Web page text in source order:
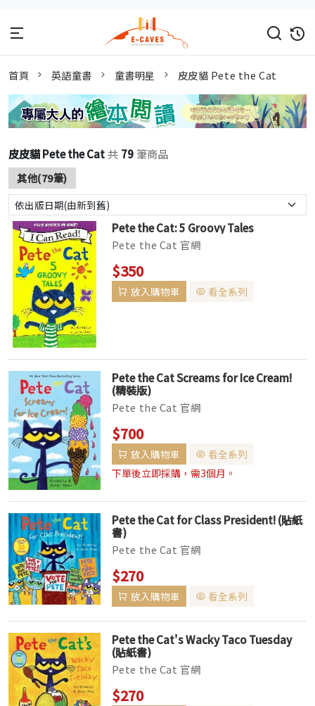
首頁 英語童書 童書明星 皮皮貓 Pete the Cat
皮皮貓 Pete the Cat共 79筆商品
其他(79筆)
Pete the Cat: 5 Groovy Tales
Pete the Cat 官網
$350
放入購物車 看全系列
Pete the Cat Screams for Ice Cream!
(精裝版)
Pete the Cat 官網
$700
放入購物車
看全系列
下單後立即採購，需3個月。
Pete the Cat for Class President! (貼紙
書)
Pete the Cat 官網
$270
放入購物車 看全系列
Pete the Cat's Wacky Taco Tuesday
(貼紙書)
Pete the Cat 官網
$270